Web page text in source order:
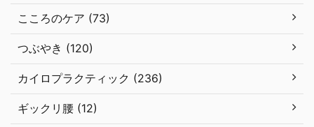
こころのケア (73)
つぶやき (120)
カイロプラクティック (236)
ギックリ腰 (12)